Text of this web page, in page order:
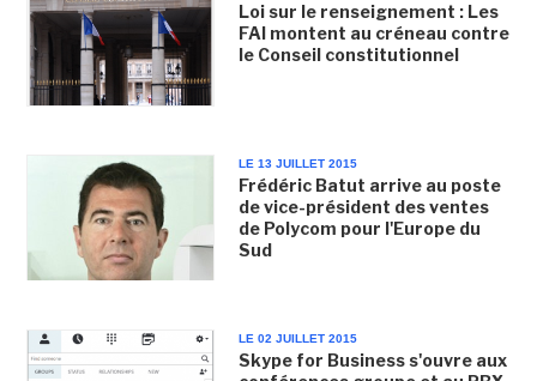
Loi sur le renseignement : Les
FAI montent au créneau contre
le Conseil constitutionnel
LE 13 JUILLET 2015
Frédéric Batut arrive au poste
de vice-président des ventes
de Polycom pour l'Europe du
Sud
LE 02 JUILLET 2015
Skype for Business s'ouvre aux